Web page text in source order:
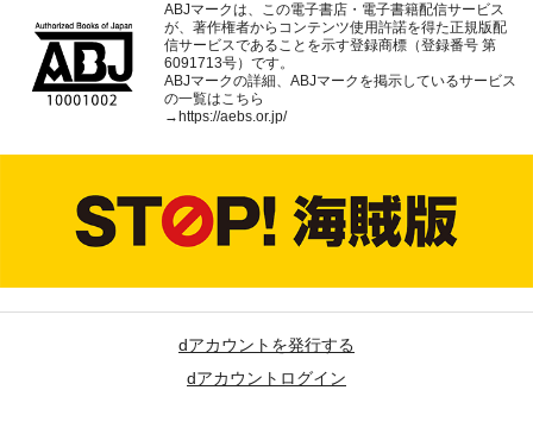
ABJマークは、この電子書店・電子書籍配信サービス
が、著作権者からコンテンツ使用許諾を得た正規版配
信サービスであることを示す登録商標（登録番号 第
6091713号）です。
ABJマークの詳細、ABJマークを掲示しているサービス
の一覧はこちら
→ https://aebs.or.jp/
dアカウントを発行する
dアカウントログイン